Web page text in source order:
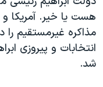
نرگس محمدی برنده
همایش محافظه‌کاران
صفحه‌های ویژه
هست یا خیر. آمریکا و
مذاکره غیرمستقیم را
انتخابات و پیروزی
شد.